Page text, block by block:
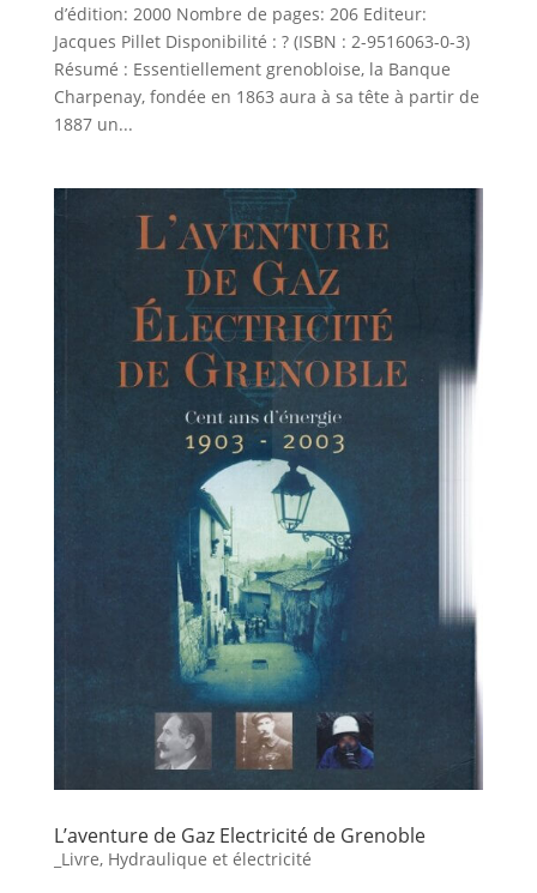
d’édition: 2000 Nombre de pages: 206 Editeur:
Jacques Pillet Disponibilité : ? (ISBN : 2-9516063-0-3)
Résumé : Essentiellement grenobloise, la Banque
Charpenay, fondée en 1863 aura à sa tête à partir de
1887 un...
L’aventure de Gaz Electricité de Grenoble
_Livre, Hydraulique et électricité